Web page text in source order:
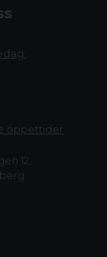
öppettider
12,